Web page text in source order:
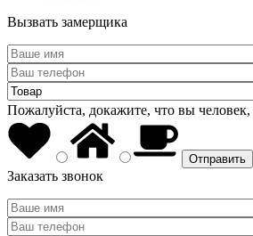
Вызвать замерщика
Пожалуйста, докажите, что вы
Заказать звонок